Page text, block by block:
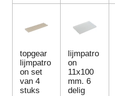
topgear
lijmpatro
on set
van 4
stuks
lijmpatro
on
11x100
mm. 6
delig